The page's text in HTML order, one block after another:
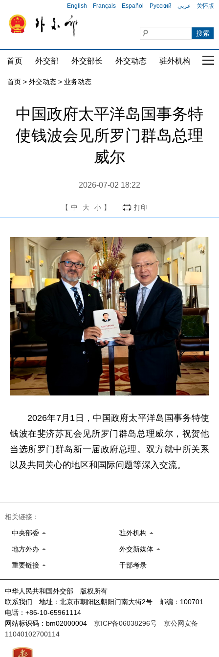
English Français Español Русский عربي 关怀版
首页 外交部 外交部长 外交动态 驻外机构 国
首页 > 外交动态 > 业务动态
​中国政府太平洋岛国事务特
使钱波会见所罗门群岛总理
威尔
2026-07-02 18:22
【 中 大 小 】 打印
2026年7月1日，中国政府太平洋岛国事务特使
钱波在斐济苏瓦会见所罗门群岛总理威尔，祝贺他
当选所罗门群岛新一届政府总理。双方就中所关系
以及共同关心的地区和国际问题等深入交流。
相关链接：
中央部委 驻外机构
地方外办 外交新媒体
重要链接 干部考录
中华人民共和国外交部 版权所有
联系我们 地址：北京市朝阳区朝阳门南大街2号 邮编：100701
电话：+86-10-65961114
网站标识码：bm02000004 京ICP备06038296号
京公网安备
11040102700114